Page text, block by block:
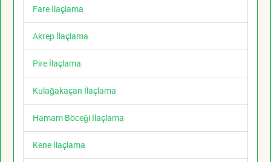
Fare İlaçlama
Akrep İlaçlama
Pire İlaçlama
Kulağakaçan İlaçlama
Hamam Böceği İlaçlama
Kene İlaçlama